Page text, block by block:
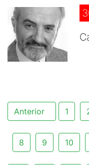
Anterior 1
8 9 10